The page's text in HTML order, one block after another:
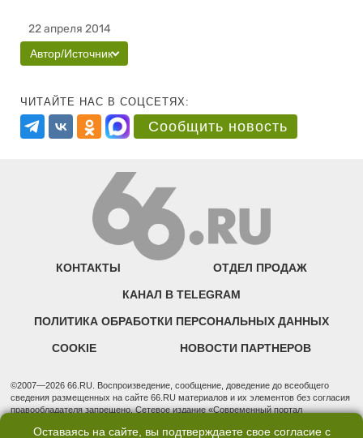
22 апреля 2014
Автор/Источник
ЧИТАЙТЕ НАС В СОЦСЕТЯХ:
Сообщить новость
КОНТАКТЫ ОТДЕЛ ПРОДАЖ
КАНАЛ В TELEGRAM
ПОЛИТИКА ОБРАБОТКИ ПЕРСОНАЛЬНЫХ ДАННЫХ
COOKIE НОВОСТИ ПАРТНЕРОВ
©2007—2026 66.RU. Воспроизведение, сообщение, доведение до всеобщего
сведения размещенных на сайте 66.RU материалов и их элементов без согласия
правообладателя запрещено. Сетевое издание «Современный портал
надзору в сфере связи, информационных технологий и массовых коммуникаций
Оставаясь на сайте, вы подтверждаете свое согласие с